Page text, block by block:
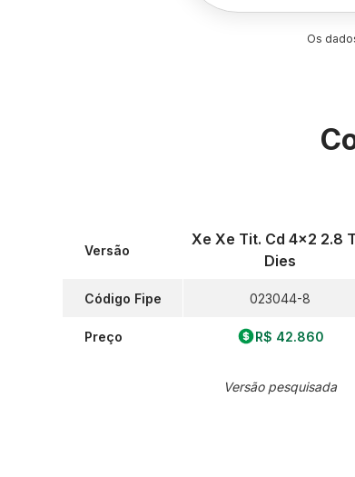
Os
Versão
Código Fipe
Preço
Xe Xe Tit. Cd 4x2 2.8
Dies
023044-8
R$ 42.860
Versão pesquisada